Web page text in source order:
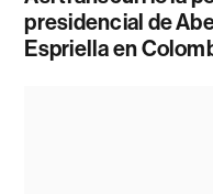
presidencial de
Espriella en